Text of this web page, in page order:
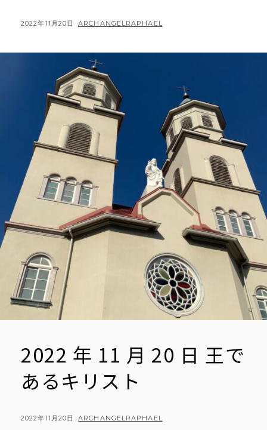
POSTED
2022年11月20日 BY
ARCHANGELRAPHAEL
2022 年 11 月 20 日 王で
あるキリスト
POSTED
2022年11月20日 BY
ARCHANGELRAPHAEL